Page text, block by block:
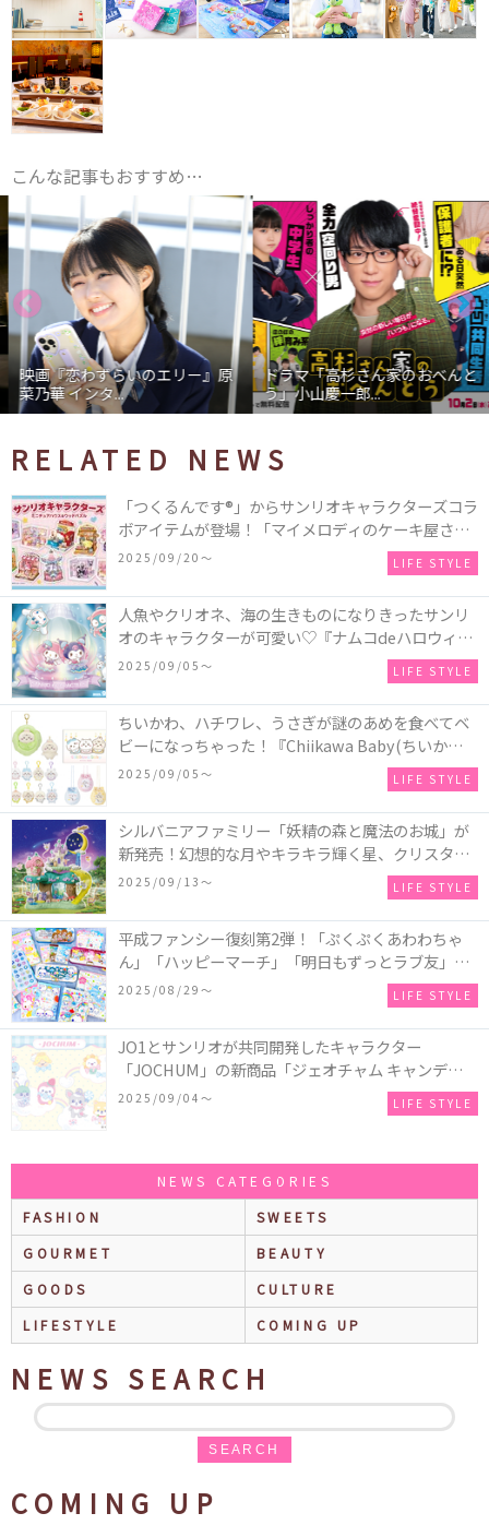
こんな記事もおすすめ…
映画『恋わずらいのエリー』原
菜乃華 インタ...
ドラマ「高杉さん家のおべんと
う」小山慶一郎...
RELATED NEWS
「つくるんです®」からサンリオキャラクターズコラ
ボアイテムが登場！「マイメロディのケーキ屋さ
ん」などミニチュアハウス8種類と、「シナモロール
のメリーゴーランド」などオルゴールで動く仕掛け
付きのウッドパズル2種類♪
2025/09/20〜 LIFE STYLE
人魚やクリオネ、海の生きものになりきったサンリ
オのキャラクターが可愛い♡『ナムコdeハロウィン
2025～マーメイドファンタジー～』全国のアミュー
ズメント施設「ナムコ」「ナムコオンラインクレー
ン」で開催！
2025/09/05〜 LIFE STYLE
ちいかわ、ハチワレ、うさぎが謎のあめを食べてベ
ビーになっちゃった！『Chiikawa Baby(ちいかわベ
ビー)』の催事を全国14か所で開催！
2025/09/05〜 LIFE STYLE
シルバニアファミリー「妖精の森と魔法のお城」が
新発売！幻想的な月やキラキラ輝く星、クリスタル
などの装飾がお城を彩る♡
2025/09/13〜 LIFE STYLE
平成ファンシー復刻第2弾！「ぷくぷくあわわちゃ
ん」「ハッピーマーチ」「明日もずっとラブ友」な
どの「カンペンケース」や「遊べるメモ帳」が発売
2025/08/29〜 LIFE STYLE
JO1とサンリオが共同開発したキャラクター
「JOCHUM」の新商品「ジェオチャム キャンディデ
ザインシリーズ」が発売！一部店舗限定で特別装飾
2025/09/04〜 LIFE STYLE
NEWS CATEGORIES
FASHION
SWEETS
GOURMET
BEAUTY
GOODS
CULTURE
LIFESTYLE
COMING UP
NEWS SEARCH
SEARCH
COMING UP